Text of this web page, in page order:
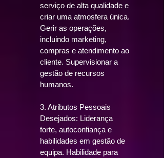
serviço de alta qualidade e
criar uma atmosfera única.
Gerir as operações,
incluindo marketing,
compras e atendimento ao
cliente. Supervisionar a
gestão de recursos
humanos.
3. Atributos Pessoais
Desejados: Liderança
forte, autoconfiança e
habilidades em gestão de
equipa. Habilidade para